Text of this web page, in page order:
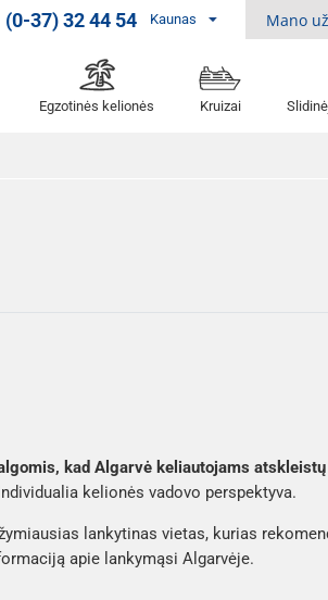
(0-37) 32 44 54 Kaunas Mano
Egzotinės kelionės Kruizai
kad Algarvė keliautojams
kelionės vadovo perspektyva.
lankytinas vietas, kurias
apie lankymąsi Algarvėje.